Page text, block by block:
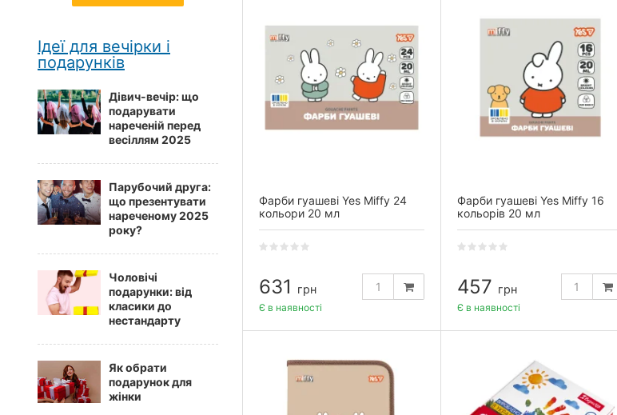
Фарби гуашеві Yes Miffy 24
кольори 20 мл
631 грн
Є в наявності
Фарби гуашеві Yes Miffy 16
кольорів 20 мл
457 грн
Є в наявності
Ідеї для вечірки і
подарунків
Дівич-вечір: що
подарувати
нареченій перед
весіллям 2025
Парубочий друга:
що презентувати
нареченому 2025
року?
Чоловічі
подарунки: від
класики до
нестандарту
Як обрати
подарунок для
жінки